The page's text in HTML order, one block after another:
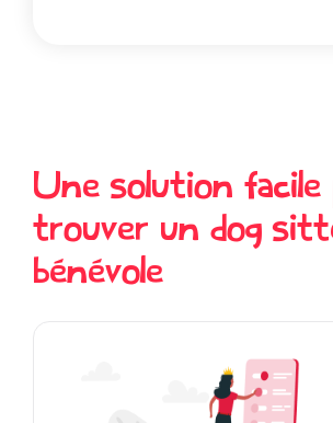
Une solution facile
trouver un dog
bénévole